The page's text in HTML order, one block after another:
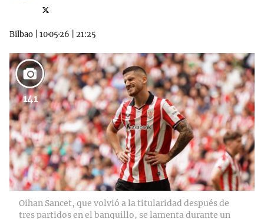
Bilbao 10·05·26 21:25
141
Oihan Sancet, que volvió a la titularidad después de
tres partidos en el banquillo, se lamenta durante un